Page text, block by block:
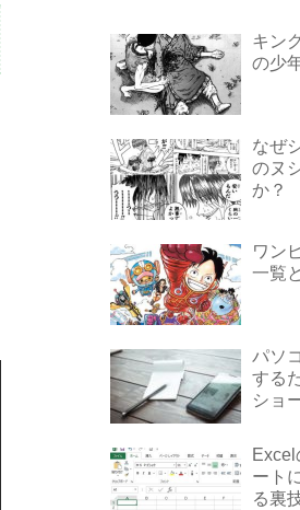
キン
の少
なぜ
のヌ
か？
ワン
一覧
パソ
する
ショ
Excel
ート
る裏